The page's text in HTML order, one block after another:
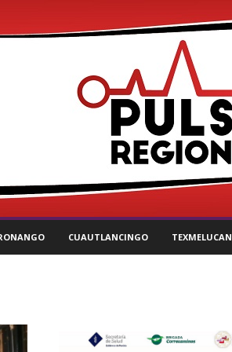
CUAUTLANCINGO TEXMELUCAN